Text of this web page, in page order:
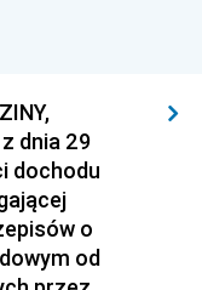
z dnia 29
dochodu
o
od